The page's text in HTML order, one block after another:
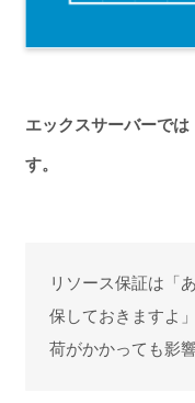
エックスサーバーで
す。
リソース保証は「
保しておきますよ
荷がかかっても影